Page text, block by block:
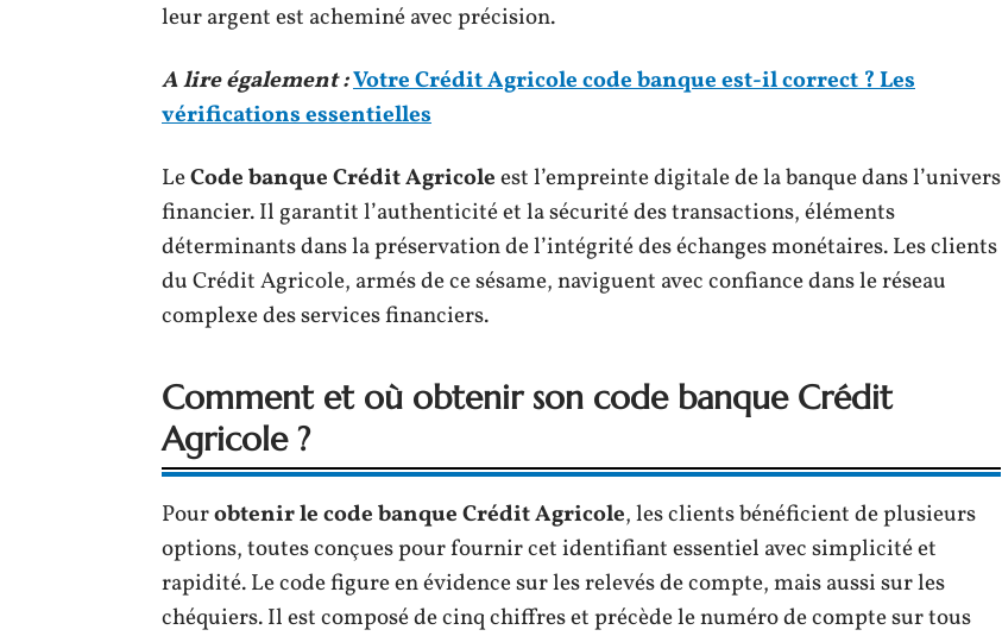
leur argent est acheminé avec précision.
A lire également :Votre Crédit Agricole code banque est-il correct ? Les
vérifications essentielles
LeCode banque Crédit Agricoleest l’empreinte digitale de la banque dans l’univers
financier. Il garantit l’authenticité et la sécurité des transactions, éléments
déterminants dans la préservation de l’intégrité des échanges monétaires. Les clients
du Crédit Agricole, armés de ce sésame, naviguent avec confiance dans le réseau
complexe des services financiers.
Comment et où obtenir son code banque Crédit
Agricole ?
Pourobtenir le code banque Crédit Agricole, les clients bénéficient de plusieurs
options, toutes conçues pour fournir cet identifiant essentiel avec simplicité et
rapidité. Le code figure en évidence sur les relevés de compte, mais aussi sur les
chéquiers. Il est composé de cinq chiffres et précède le numéro de compte sur tous